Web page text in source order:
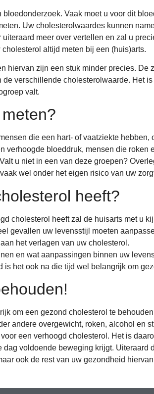
Vaak moet u voor dit
Uw cholesterolwaardes kunnen
meer over vertellen en zal u
altijd meten bij een (huis)arts.
hiervan zijn een stuk minder precies.
verschillende cholesterolwaarde. Het
valt.
die een hart- of vaatziekte
verhoogde bloeddruk, mensen die
u niet in een van deze groepen?
wel onder het eigen risico van uw
heeft?
cholesterol heeft zal de huisarts met u
gevallen uw levensstijl moeten
het verlagen van uw cholesterol.
en wat aanpassingen binnen uw
het ook na die tijd wel belangrijk om
om een gezond cholesterol te
andere overgewicht, roken, alcohol en
een verhoogd cholesterol. Het is
dag voldoende beweging krijgt.
ook de rest van uw gezondheid